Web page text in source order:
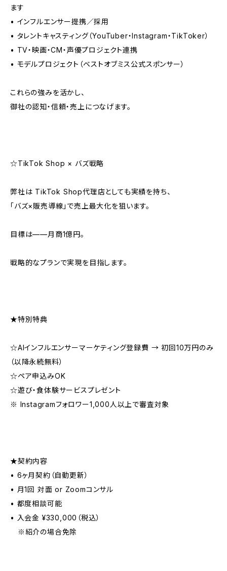
ます
• インフルエンサー提携／採用
• タレントキャスティング（YouTuber・Instagram・TikToker）
• TV・映画・CM・声優プロジェクト連携
• モデルプロジェクト（ベストオブミス公式スポンサー）
これらの強みを活かし、
御社の認知・信頼・売上につなげます。
☆TikTok Shop × バズ戦略
弊社は TikTok Shop代理店としても実績を持ち、
「バズ×販売導線」で売上最大化を狙います。
目標は——月商1億円。
戦略的なプランで実現を目指します。
★特別特典
☆AIインフルエンサーマーケティング登録費 → 初回10万円のみ
（以降永続無料）
☆ペア申込みOK
☆遊び・食体験サービスプレゼント
※ Instagramフォロワー1,000人以上で審査対象
★契約内容
• 6ヶ月契約（自動更新）
• 月1回 対面 or Zoomコンサル
• 都度相談可能
• 入会金 ¥330,000（税込）
※紹介の場合免除